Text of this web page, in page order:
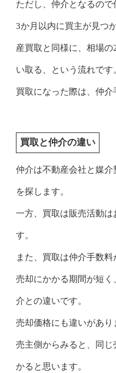
ただし、仲介となるので
3か月以内に買主が見つ
産買取と同様に、相場
い取る、という流れです
買取になった際は、仲介
買取と仲介の違い
仲介は不動産会社と媒
を探します。
一方、買取は販売活動
す。
また、買取は仲介手数料
売却にかかる期間が短
介との違いです。
売却価格にも違いがあり
売主側からみると、同
かると思います。